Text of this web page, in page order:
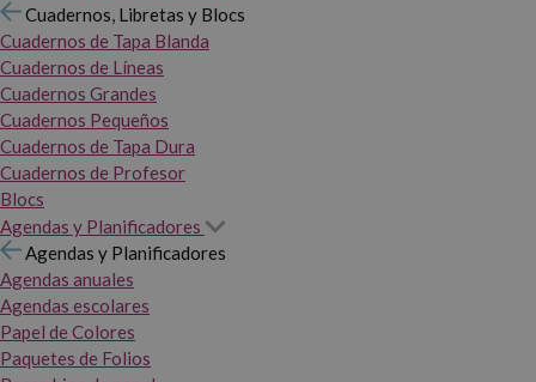
Cuadernos, Libretas y Blocs
Cuadernos de Tapa Blanda
Cuadernos de Líneas
Cuadernos Grandes
Cuadernos Pequeños
Cuadernos de Tapa Dura
Cuadernos de Profesor
Blocs
Agendas y Planificadores
Agendas y Planificadores
Agendas anuales
Agendas escolares
Papel de Colores
Paquetes de Folios